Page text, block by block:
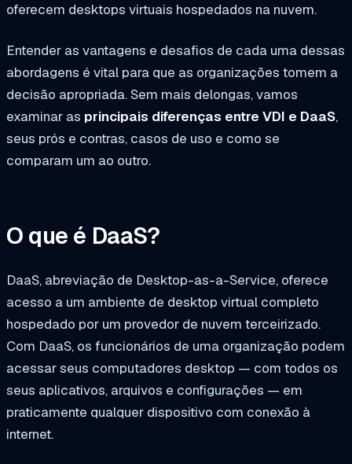
oferecem desktops virtuais hospedados na nuvem.
Entender as vantagens e desafios de cada uma dessas
abordagens é vital para que as organizações tomem a
decisão apropriada. Sem mais delongas, vamos
examinar as principais diferenças entre VDI e DaaS,
seus prós e contras, casos de uso e como se
comparam um ao outro.
O que é DaaS?
DaaS, abreviação de Desktop-as-a-Service, oferece
acesso a um ambiente de desktop virtual completo
hospedado por um provedor de nuvem terceirizado.
Com DaaS, os funcionários de uma organização podem
acessar seus computadores desktop — com todos os
seus aplicativos, arquivos e configurações — em
praticamente qualquer dispositivo com conexão à
internet.